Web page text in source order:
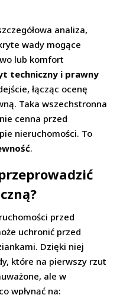
analiza,
wady mogące
lub komfort
techniczny i prawny
łącząc ocenę
Taka wszechstronna
cenna przed
nieruchomości. To
.
przed
uchronić przed
Dzięki niej
które na pierwszy rzut
ale w
wpłynąć na: